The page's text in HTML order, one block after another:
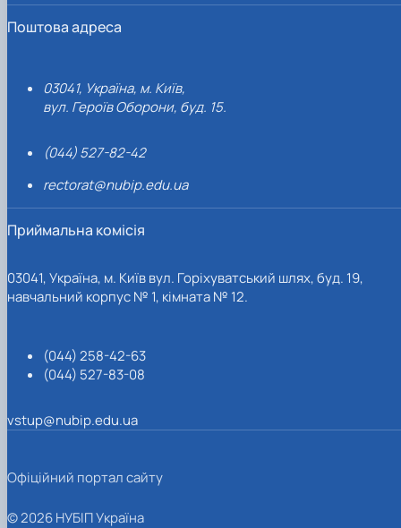
Поштова адреса
03041, Україна, м. Київ,
вул. Героїв Оборони, буд. 15.
(044) 527-82-42
rectorat@nubip.edu.ua
Приймальна комісія
03041, Україна, м. Київ вул. Горіхуватський шлях, буд. 19,
навчальний корпус № 1, кімната № 12.
(044) 258-42-63
(044) 527-83-08
vstup@nubip.edu.ua
Офіційний портал сайту
© 2026 НУБІП Україна